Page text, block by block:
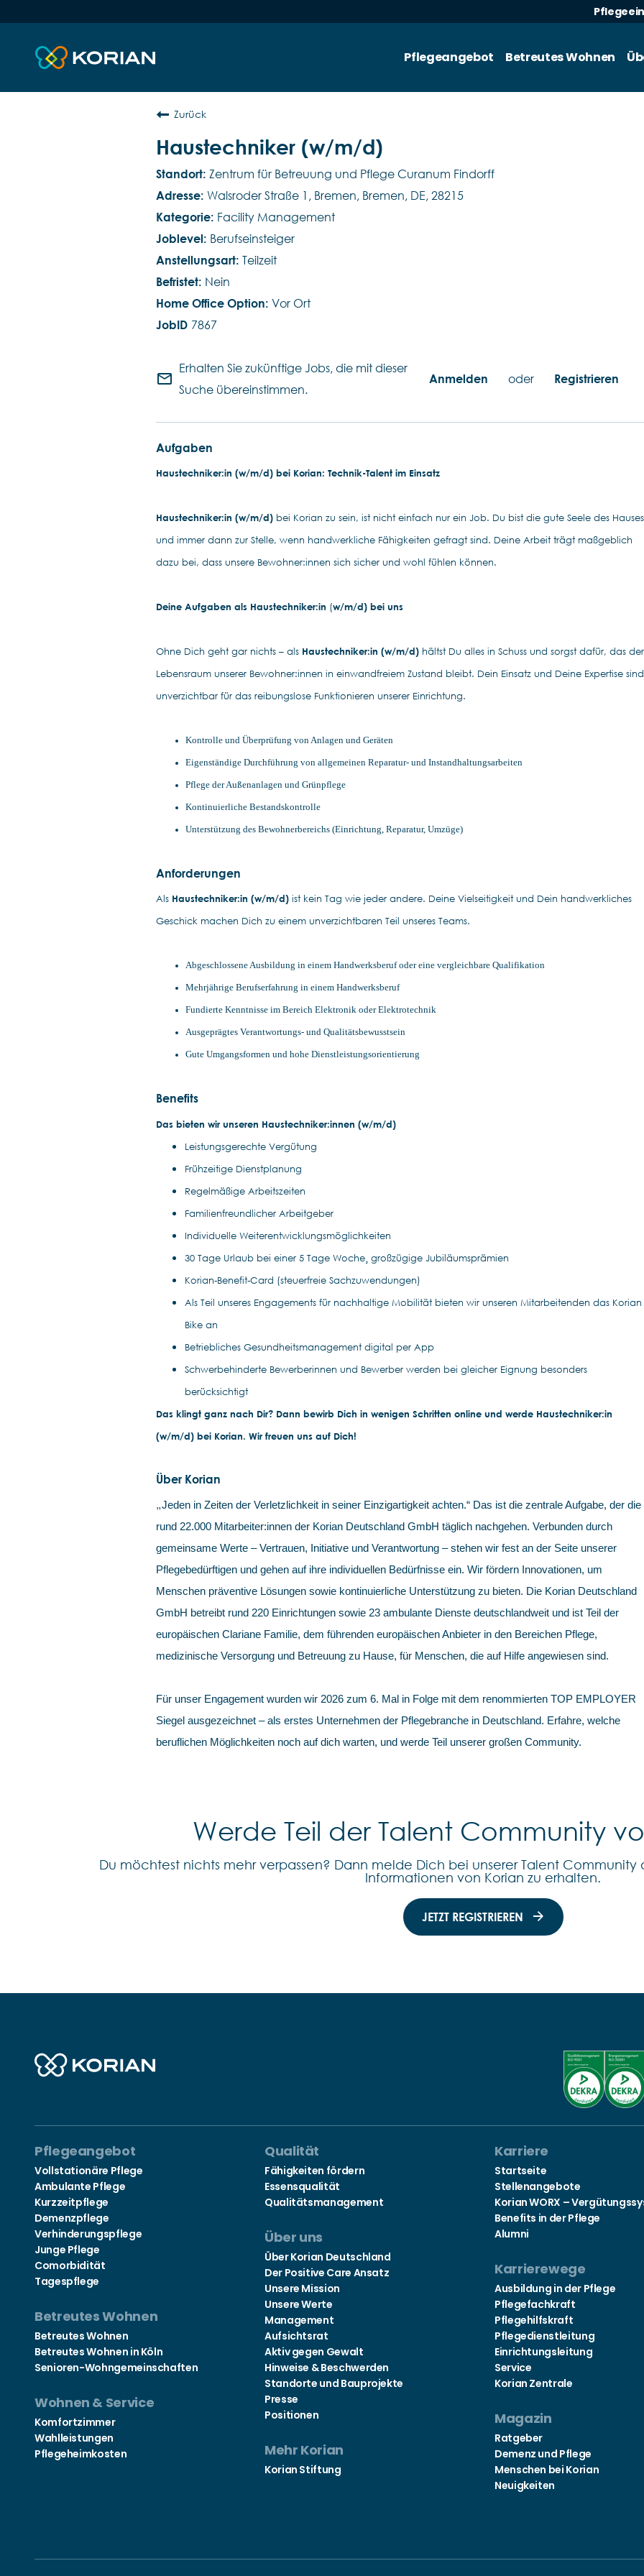
Pflegeangebot Betreutes Wohnen
Zurück
Haustechniker (w/m/d)
Zentrum für Betreuung und Pflege Curanum Findorff
Walsroder Straße 1, Bremen, Bremen, DE, 28215
Facility Management
Berufseinsteiger
Teilzeit
Nein
Vor Ort
7867
mail_outline
Erhalten Sie zukünftige Jobs, die mit dieser
Suche übereinstimmen.
Anmelden oder Registrieren
Aufgaben
Haustechniker:in (w/m/d) bei Korian: Technik-Talent im Einsatz
Haustechniker:in (w/m/d) bei Korian zu sein, ist nicht einfach nur ein Job. Du bist die gute Seele des Hauses
und immer dann zur Stelle, wenn handwerkliche Fähigkeiten gefragt sind. Deine Arbeit trägt maßgeblich
dazu bei, dass unsere Bewohner:innen sich sicher und wohl fühlen können.
Deine Aufgaben als Haustechniker:in (w/m/d) bei uns
Ohne Dich geht gar nichts – als Haustechniker:in (w/m/d) hältst Du alles in Schuss und sorgst dafür, das der
Lebensraum unserer Bewohner:innen in einwandfreiem Zustand bleibt. Dein Einsatz und Deine Expertise sind
unverzichtbar für das reibungslose Funktionieren unserer Einrichtung.
Kontrolle und Überprüfung von Anlagen und Geräten
Eigenständige Durchführung von allgemeinen Reparatur- und Instandhaltungsarbeiten
Pflege der Außenanlagen und Grünpflege
Kontinuierliche Bestandskontrolle
Unterstützung des Bewohnerbereichs (Einrichtung, Reparatur, Umzüge)
Anforderungen
Als Haustechniker:in (w/m/d) ist kein Tag wie jeder andere. Deine Vielseitigkeit und Dein handwerkliches
Geschick machen Dich zu einem unverzichtbaren Teil unseres Teams.
Abgeschlossene Ausbildung in einem Handwerksberuf oder eine vergleichbare Qualifikation
Mehrjährige Berufserfahrung in einem Handwerksberuf
Fundierte Kenntnisse im Bereich Elektronik oder Elektrotechnik
Ausgeprägtes Verantwortungs- und Qualitätsbewusstsein
Gute Umgangsformen und hohe Dienstleistungsorientierung
Benefits
Das bieten wir unseren Haustechniker:innen (w/m/d)
Leistungsgerechte Vergütung
Frühzeitige Dienstplanung
Regelmäßige Arbeitszeiten
Familienfreundlicher Arbeitgeber
Individuelle Weiterentwicklungsmöglichkeiten
30 Tage Urlaub bei einer 5 Tage Woche¸ großzügige Jubiläumsprämien
Korian-Benefit-Card (steuerfreie Sachzuwendungen)
Als Teil unseres Engagements für nachhaltige Mobilität bieten wir unseren Mitarbeitenden das Korian
Bike an
Betriebliches Gesundheitsmanagement digital per App
Schwerbehinderte Bewerberinnen und Bewerber werden bei gleicher Eignung besonders
berücksichtigt
Das klingt ganz nach Dir? Dann bewirb Dich in wenigen Schritten online und werde Haustechniker:in
(w/m/d) bei Korian. Wir freuen uns auf Dich!
Über Korian
„Jeden in Zeiten der Verletzlichkeit in seiner Einzigartigkeit achten.“ Das ist die zentrale Aufgabe, der die
rund 22.000 Mitarbeiter:innen der Korian Deutschland GmbH täglich nachgehen. Verbunden durch
gemeinsame Werte – Vertrauen, Initiative und Verantwortung – stehen wir fest an der Seite unserer
Pflegebedürftigen und gehen auf ihre individuellen Bedürfnisse ein. Wir fördern Innovationen, um
Menschen präventive Lösungen sowie kontinuierliche Unterstützung zu bieten. Die Korian Deutschland
GmbH betreibt rund 220 Einrichtungen sowie 23 ambulante Dienste deutschlandweit und ist Teil der
europäischen Clariane Familie, dem führenden europäischen Anbieter in den Bereichen Pflege,
medizinische Versorgung und Betreuung zu Hause, für Menschen, die auf Hilfe angewiesen sind.
Für unser Engagement wurden wir 2026 zum 6. Mal in Folge mit dem renommierten TOP EMPLOYER
Siegel ausgezeichnet – als erstes Unternehmen der Pflegebranche in Deutschland. Erfahre, welche
beruflichen Möglichkeiten noch auf dich warten, und werde Teil unserer großen Community.
Werde Teil der Talent Community
Du möchtest nichts mehr verpassen? Dann melde Dich bei unserer Talent
Informationen von Korian zu erhalten.
JETZT REGISTRIEREN
Pflegeangebot
Vollstationäre Pflege
Ambulante Pflege
Kurzzeitpflege
Demenzpflege
Verhinderungspflege
Junge Pflege
Comorbidität
Tagespflege
Betreutes Wohnen
Betreutes Wohnen
Betreutes Wohnen in Köln
Senioren-Wohngemeinschaften
Wohnen & Service
Komfortzimmer
Wahlleistungen
Pflegeheimkosten
Qualität
Fähigkeiten fördern
Essensqualität
Qualitätsmanagement
Über uns
Über Korian Deutschland
Der Positive Care Ansatz
Unsere Mission
Unsere Werte
Management
Aufsichtsrat
Aktiv gegen Gewalt
Hinweise & Beschwerden
Standorte und Bauprojekte
Presse
Positionen
Mehr Korian
Korian Stiftung
Karriere
Startseite
Stellenangebote
Korian WORX –
Benefits in der Pflege
Alumni
Karrierewege
Ausbildung in der Pflege
Pflegefachkraft
Pflegehilfskraft
Pflegedienstleitung
Einrichtungsleitung
Service
Korian Zentrale
Magazin
Ratgeber
Demenz und Pflege
Menschen bei Korian
Neuigkeiten